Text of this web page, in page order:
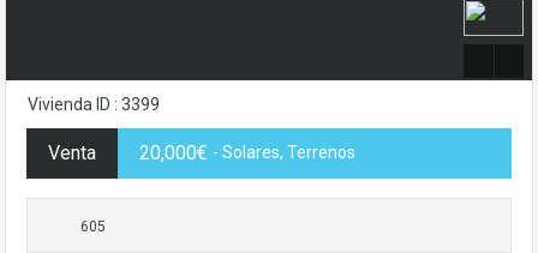
Vivienda ID : 3399
Venta 20,000€ - Solares, Terrenos
605